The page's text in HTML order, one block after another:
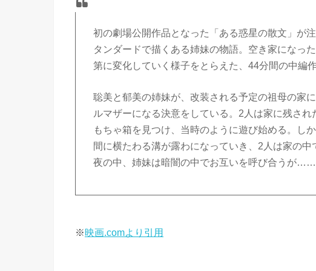
初の劇場公開作品となった「ある惑星の散文」が
タンダードで描くある姉妹の物語。空き家になっ
第に変化していく様子をとらえた、44分間の中編作
聡美と郁美の姉妹が、改装される予定の祖母の家
ルマザーになる決意をしている。2人は家に残さ
もちゃ箱を見つけ、当時のように遊び始める。し
間に横たわる溝が露わになっていき、2人は家の
夜の中、姉妹は暗闇の中でお互いを呼び合うが……
※映画.comより引用